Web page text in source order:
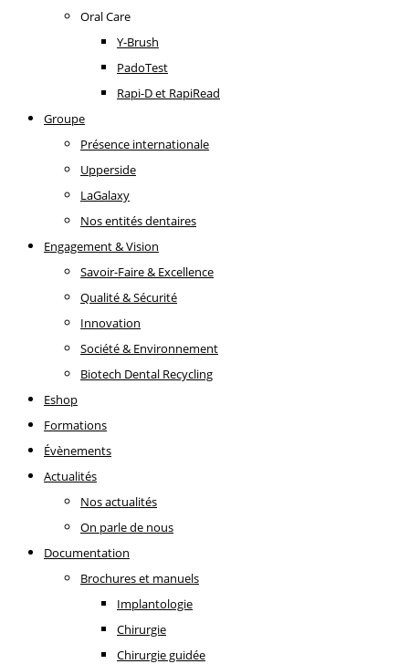
Oral Care
Y-Brush
PadoTest
Rapi-D et RapiRead
Groupe
Présence internationale
Upperside
LaGalaxy
Nos entités dentaires
Engagement & Vision
Savoir-Faire & Excellence
Qualité & Sécurité
Innovation
Société & Environnement
Biotech Dental Recycling
Eshop
Formations
Évènements
Actualités
Nos actualités
On parle de nous
Documentation
Brochures et manuels
Implantologie
Chirurgie
Chirurgie guidée